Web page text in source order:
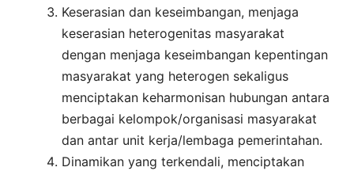
Keserasian dan keseimbangan, menjaga
keserasian heterogenitas masyarakat
dengan menjaga keseimbangan kepentingan
masyarakat yang heterogen sekaligus
menciptakan keharmonisan hubungan antara
berbagai kelompok/organisasi masyarakat
dan antar unit kerja/lembaga pemerintahan.
Dinamikan yang terkendali, menciptakan